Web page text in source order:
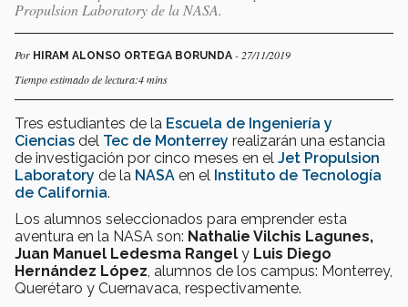
Propulsion Laboratory de la NASA.
Por HIRAM ALONSO ORTEGA BORUNDA - 27/11/2019
Tiempo estimado de lectura:4 mins
Tres estudiantes de la Escuela de Ingeniería y
Ciencias del Tec de Monterrey realizarán una estancia
de investigación por cinco meses en el Jet Propulsion
Laboratory de la NASA en el Instituto de Tecnología
de California.
Los alumnos seleccionados para emprender esta
aventura en la NASA son: Nathalie Vilchis Lagunes,
Juan Manuel Ledesma Rangel y Luis Diego
Hernández López , alumnos de los campus: Monterrey,
Querétaro y Cuernavaca, respectivamente.